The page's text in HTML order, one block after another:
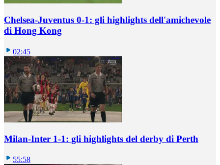
Chelsea-Juventus 0-1: gli highlights dell'amichevole
di Hong Kong
02:45
Milan-Inter 1-1: gli highlights del derby di Perth
55:58